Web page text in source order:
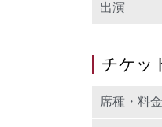
出演
チケッ
席種・料